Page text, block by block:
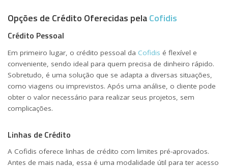
Opções de Crédito Oferecidas pelaCofidis
Crédito Pessoal
Em primeiro lugar, o crédito pessoal da Cofidis é flexível e
conveniente, sendo ideal para quem precisa de dinheiro rápido.
Sobretudo, é uma solução que se adapta a diversas situações,
como viagens ou imprevistos. Após uma análise, o cliente pode
obter o valor necessário para realizar seus projetos, sem
complicações.
Linhas de Crédito
A Cofidis oferece linhas de crédito com limites pré-aprovados.
Antes de mais nada, essa é uma modalidade útil para ter acesso